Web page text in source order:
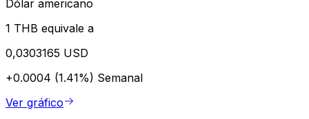
Dólar americano
1 THB equivale a
0,0303165 USD
+0.0004 (1.41%) Semanal
Ver gráfico